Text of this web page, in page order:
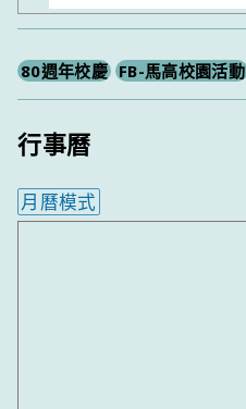
尋
80週年校慶 FB-馬高校園活動
行事曆
月曆模式